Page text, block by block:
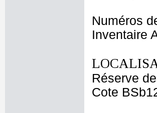
Numéros
Inventaire
Réserve
Cote